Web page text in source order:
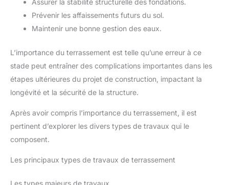
Assurer la stabilité structurelle des fondations.
Prévenir les affaissements futurs du sol.
Maintenir une bonne gestion des eaux.
L’importance du terrassement est telle qu’une erreur à ce
stade peut entraîner des complications importantes dans les
étapes ultérieures du projet de construction, impactant la
longévité et la sécurité de la structure.
Après avoir compris l’importance du terrassement, il est
pertinent d’explorer les divers types de travaux qui le
composent.
Les principaux types de travaux de terrassement